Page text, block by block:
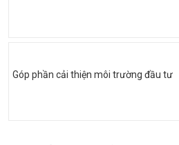
Góp phần cải thiện môi trường đầu tư